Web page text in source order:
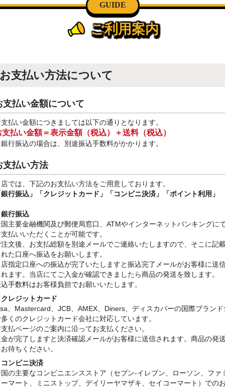
GUIDE
ご利用案内
お支払い方法について
支払い金額について
払い金額につきましては以下の通りとなります。
支払い金額＝表示金額（税込）＋送料（税込）
行振込の場合は、別途振込手数料がかかります。
支払い方法
では、下記のお支払い方法をご用意しております。
行振込」
「クレジットカード」「コンビニ決済」「ポイント利用」
行振込
主要金融機関及び郵便局窓口、ATMやインターネットバンキングに
払いいただくことが可能です。
文後、お支払総額を別途メールでご連絡いたしますので、そこに記
た口座へ振込をお願いします。
指定口座への振込が完了いたしますと振込完了メールがお客様に送
ます。当店にてご入金が確認できましたら商品の発送を致します。
手数料はお客様負担でお願いいたします。
レジットカード
、Mastercard、JCB、AMEX、Diners、ディスカバーの国際ブランド
くのクレジットカード会社に対応しています。
払ページのご案内に沿ってお支払ください。
が完了しますと決済確認メールがお客様に送信されます。商品の発
待ちください。
ンビニ決済
の主要なコンビニエンスストア（セブン-イレブン、ローソン、ファ
マート、ミニストップ、デイリーヤマザキ、セイコーマート）での